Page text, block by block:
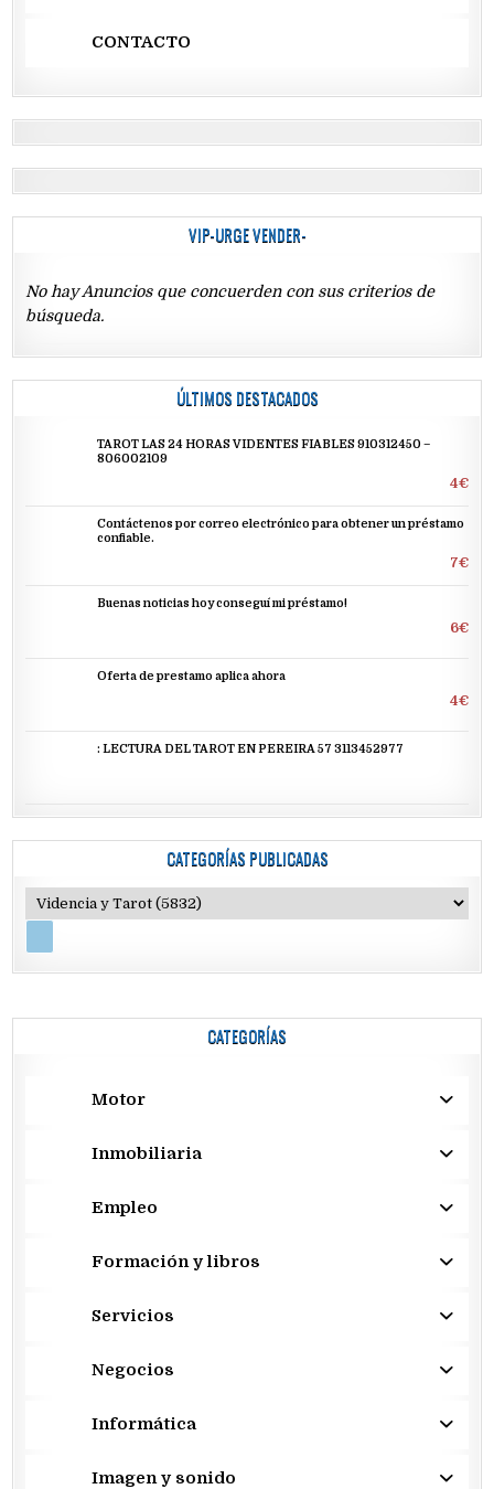
CONTACTO
VIP-URGE VENDER-
No hay Anuncios que concuerden con sus criterios de
búsqueda.
ÚLTIMOS DESTACADOS
TAROT LAS 24 HORAS VIDENTES FIABLES 910312450 –
806002109
4€
Contáctenos por correo electrónico para obtener un préstamo
confiable.
7€
Buenas noticias hoy conseguí mi préstamo!
6€
Oferta de prestamo aplica ahora
4€
: LECTURA DEL TAROT EN PEREIRA 57 3113452977
CATEGORÍAS PUBLICADAS
CATEGORÍAS
Motor
Inmobiliaria
Empleo
Formación y libros
Servicios
Negocios
Informática
Imagen y sonido